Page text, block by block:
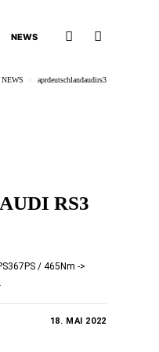
NEWS
NEWS > aprdeutschlandaudirs3
RS3
/ 465Nm ->
18. MAI 2022